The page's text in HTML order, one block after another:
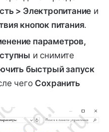
> Электропитание и
кнопок питания.
параметров,
и снимите
быстрый запуск
чего Сохранить